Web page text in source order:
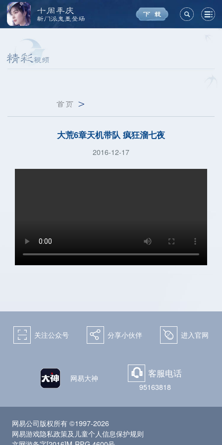
十周年庆
新门派鬼墨登场
首页 >
大荒6章天机带队 疯狂溜七夜
2016-12-17
򰀁 关注公众号 򰀂 分享小伙伴 򰀄 进入官网
网易大神 򰀃 客服电话
95163818
网易公司版权所有 ©1997-2026
网易游戏隐私政策及儿童个人信息保护规则